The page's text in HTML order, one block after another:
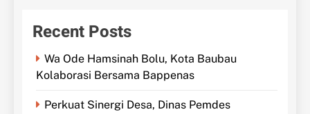
Recent Posts
Wa Ode Hamsinah Bolu, Kota Baubau
Kolaborasi Bersama Bappenas
Perkuat Sinergi Desa, Dinas Pemdes